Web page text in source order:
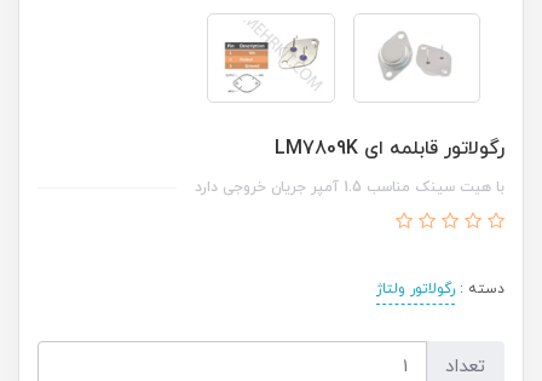
رگولاتور قابلمه ای LM7809K
با هیت سینک مناسب 1.5 آمپر جریان خروجی دارد
دسته : رگولاتور ولتاژ
تعداد